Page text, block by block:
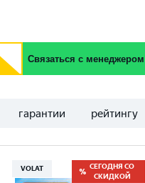
Связаться с менеджером
гарантии рейтингу
VOLAT
СЕГОДНЯ СО
СКИДКОЙ